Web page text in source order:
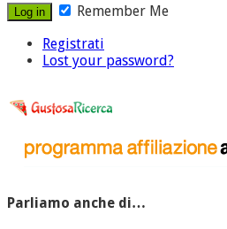
Remember Me
Registrati
Lost your password?
Parliamo anche di…